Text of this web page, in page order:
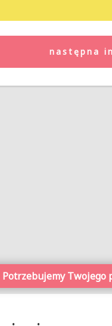
następna
Potrzebujemy Twojego